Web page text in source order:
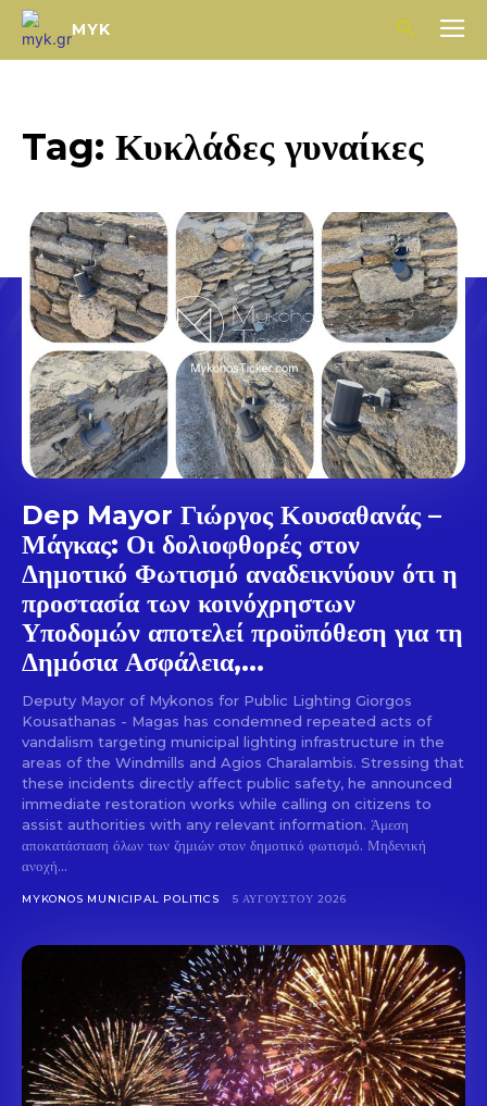
Don't miss
out!
Sing up for our newsletter
to stay in the loop.
MYK
Tag: Κυκλάδες γυναίκες
Dep Mayor Γιώργος Κουσαθανάς –
Μάγκας: Οι δολιοφθορές στον
Δημοτικό Φωτισμό αναδεικνύουν ότι η
προστασία των κοινόχρηστων
Υποδομών αποτελεί προϋπόθεση για τη
Δημόσια Ασφάλεια,...
Deputy Mayor of Mykonos for Public Lighting Giorgos
Kousathanas - Magas has condemned repeated acts of
vandalism targeting municipal lighting infrastructure in the
areas of the Windmills and Agios Charalambis. Stressing that
these incidents directly affect public safety, he announced
immediate restoration works while calling on citizens to
assist authorities with any relevant information. Άμεση
αποκατάσταση όλων των ζημιών στον δημοτικό φωτισμό. Μηδενική
ανοχή...
MYKONOS MUNICIPAL POLITICS 5 ΑΥΓΟΎΣΤΟΥ 2026